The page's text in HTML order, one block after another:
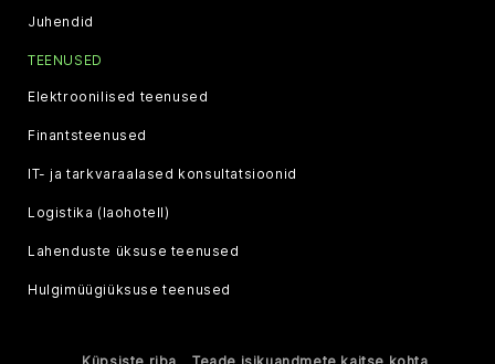
Juhendid
TEENUSED
Elektroonilised teenused
Finantsteenused
IT- ja tarkvaraalased konsultatsioonid
Logistika (laohotell)
Lahenduste üksuse teenused
Hulgimüügiüksuse teenused